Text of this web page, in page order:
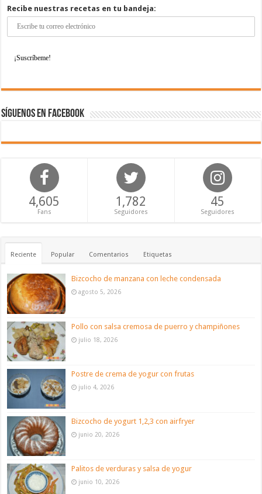
Recibe nuestras recetas en tu bandeja:
Síguenos en Facebook
4,605
Fans
1,782
Seguidores
45
Seguidores
Reciente Popular Comentarios Etiquetas
Bizcocho de manzana con leche condensada
agosto 5, 2026
Pollo con salsa cremosa de puerro y champiñones
julio 18, 2026
Postre de crema de yogur con frutas
julio 4, 2026
Bizcocho de yogurt 1,2,3 con airfryer
junio 20, 2026
Palitos de verduras y salsa de yogur
junio 10, 2026